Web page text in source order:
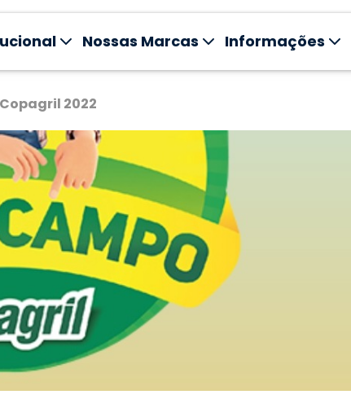
Nossas Marcas Informações
2022